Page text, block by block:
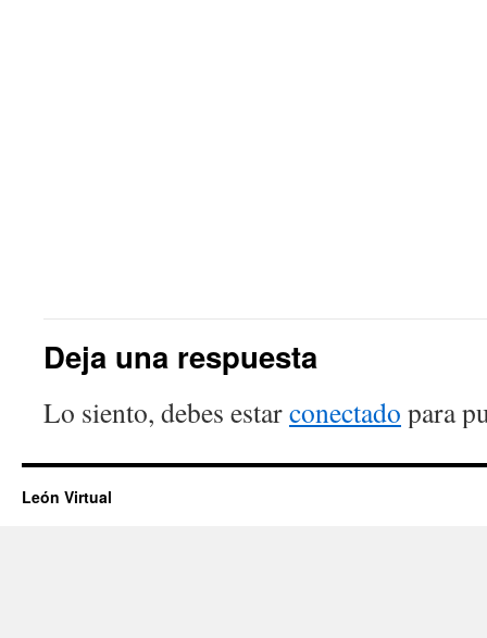
Deja una respuesta
Lo siento, debes estarconectado para
León Virtual